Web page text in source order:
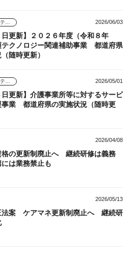
2026/06/03
日更新】２０２６年度（令和８年
クノロジー関連補助事業 都道府県
随時更新）
2026/05/01
日更新】介護事業所等に対するサービ
事業 都道府県の実施状況（随時更
2026/04/08
格の更新制廃止へ 継続研修は義務
は業務禁止も
2026/05/13
法案 ケアマネ更新制廃止へ 継続研